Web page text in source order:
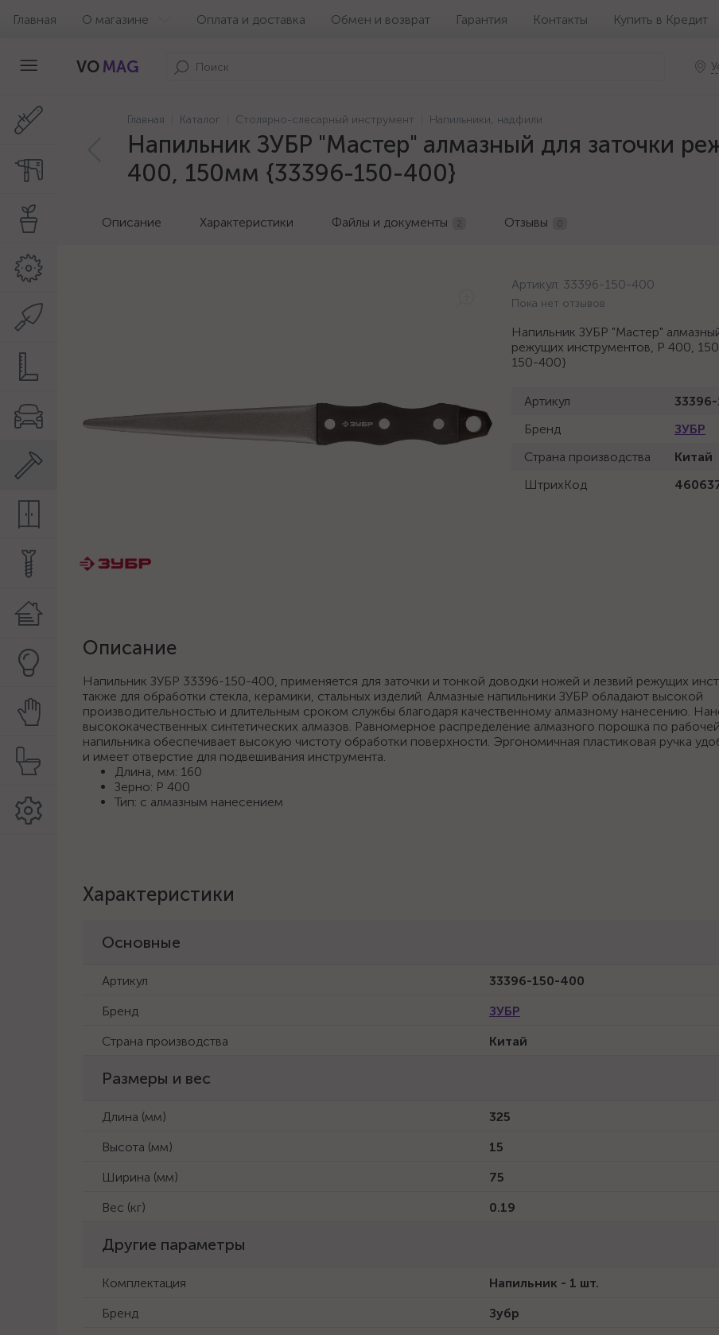
Главная О магазине Оплата и доставка Обмен и возврат Гарантия Контакты Купить в Кредит
VO MAG
Главная Каталог Столярно-слесарный инструмент Напильники, надфили
Напильник ЗУБР "Мастер" алмазный для заточки
400, 150мм {33396-150-400}
Описание Характеристики Файлы и документы 2 Отзывы 0
Артикул: 33396-150-400
Пока нет отзывов
Напильник ЗУБР "Мастер"
режущих инструментов, P 400,
150-400}
Артикул
Бренд
ЗУБР
Страна производства
Китай
ШтрихКод
Описание
Напильник ЗУБР 33396-150-400, применяется для заточки и тонкой доводки ножей и лезвий режущих
также для обработки стекла, керамики, стальных изделий. Алмазные напильники ЗУБР обладают высокой
производительностью и длительным сроком службы благодаря качественному алмазному нанесению.
высококачественных синтетических алмазов. Равномерное распределение алмазного порошка по
напильника обеспечивает высокую чистоту обработки поверхности. Эргономичная пластиковая ручка
и имеет отверстие для подвешивания инструмента.
Длина, мм: 160
Зерно: Р 400
Тип: c алмазным нанесением
Характеристики
Основные
Артикул
33396-150-400
Бренд
ЗУБР
Страна производства
Китай
Размеры и вес
Длина (мм)
325
Высота (мм)
15
Ширина (мм)
75
Вес (кг)
0.19
Другие параметры
Комплектация
Напильник - 1 шт.
Бренд
Зубр